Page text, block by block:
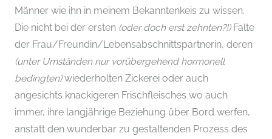
Männer wie ihn in meinem Bekanntenkeis zu wissen.
Die nicht bei der ersten (oder doch erst zehnten?!)Falte
der Frau/Freundin/Lebensabschnittspartnerin, deren
(unter Umständen nur vorübergehend hormonell
bedingten)wiederholten Zickerei oder auch
angesichts knackigeren Frischfleisches wo auch
immer, ihre langjährige Beziehung über Bord werfen,
anstatt den wunderbar zu gestaltenden Prozess des